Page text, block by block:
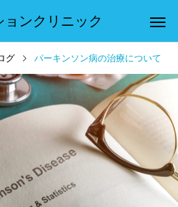
ンクリニック
グ パーキンソン病の治療について